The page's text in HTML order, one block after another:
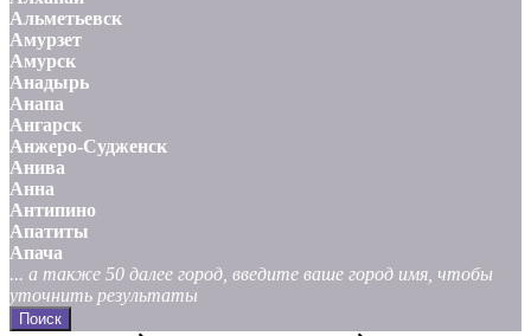
Альметьевск
Амурзет
Амурск
Анадырь
Анапа
Ангарск
Анжеро-Судженск
Анива
Анна
Антипино
Апатиты
Апача
... а также 50 далее город, введите ваше город имя, чтобы
уточнить результаты
Поиск